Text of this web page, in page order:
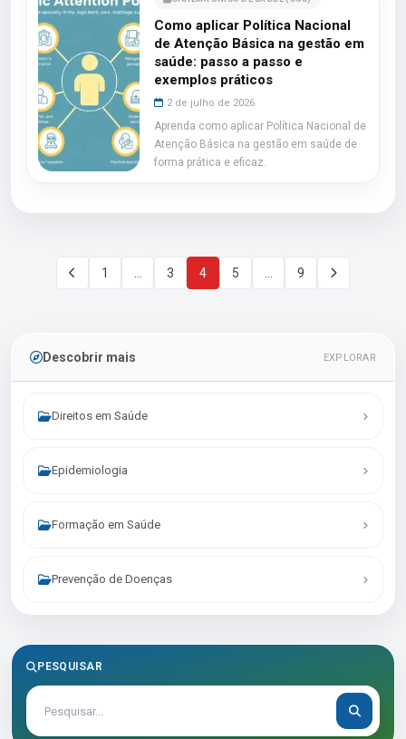
Como aplicar Política Nacional
de Atenção Básica na gestão em
saúde: passo a passo e
exemplos práticos
2 de julho de 2026
Aprenda como aplicar Política Nacional de
Atenção Básica na gestão em saúde de
forma prática e eficaz.
1 3 4 5 9
Descobrir mais EXPLORAR
Direitos em Saúde
Epidemiologia
Formação em Saúde
Prevenção de Doenças
PESQUISAR